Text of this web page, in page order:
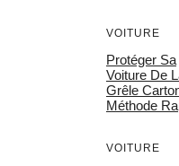
VOITURE
Protéger Sa
Voiture De
Grêle
Méthode
VOITURE